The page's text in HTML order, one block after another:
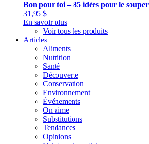
Bon pour toi – 85 idées pour le souper
31,95 $
En savoir plus
Voir tous les produits
Articles
Aliments
Nutrition
Santé
Découverte
Conservation
Environnement
Événements
On aime
Substitutions
Tendances
Opinions